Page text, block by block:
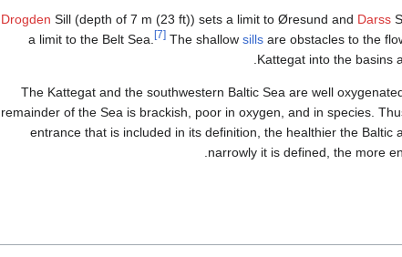
Drogden Sill (depth of 7 m (23 ft)) sets a limit to Øresund and Darss
a limit to the Belt Sea.
[7] The shallow sills are obstacles to the
Kattegat into the basins
The Kattegat and the southwestern Baltic Sea are well
remainder of the Sea is brackish, poor in oxygen, and in species.
entrance that is included in its definition, the healthier the Baltic
narrowly it is defined, the more